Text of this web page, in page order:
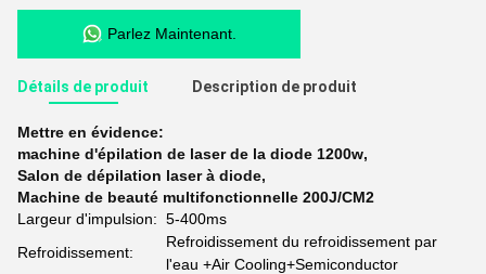
Parlez Maintenant.
Détails de produit Description de produit
Mettre en évidence:
machine d'épilation de laser de la diode 1200w,
Salon de dépilation laser à diode,
Machine de beauté multifonctionnelle 200J/CM2
Largeur d'impulsion: 5-400ms
Refroidissement:
Refroidissement du refroidissement par
l'eau +Air Cooling+Semiconductor